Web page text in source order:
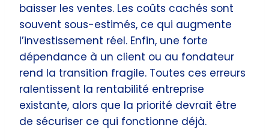
baisser les ventes. Les coûts cachés sont
souvent sous-estimés, ce qui augmente
l’investissement réel. Enfin, une forte
dépendance à un client ou au fondateur
rend la transition fragile. Toutes ces erreurs
ralentissent la rentabilité entreprise
existante, alors que la priorité devrait être
de sécuriser ce qui fonctionne déjà.